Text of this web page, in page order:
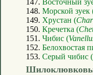
148. Морской зуек
149. Хрустан (
150. Кречетка (
151. Чибис (
152. Белохвостая
153. Серый чибис (